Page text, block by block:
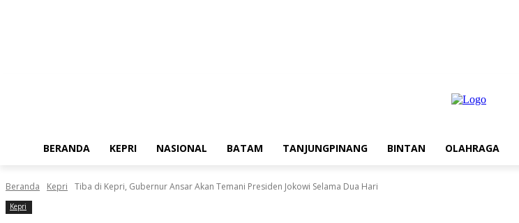
BERANDA KEPRI NASIONAL BATAM TANJUNGPINANG BINTAN OLAHRAGA
Beranda Kepri Tiba di Kepri, Gubernur Ansar Akan Temani Presiden Jokowi Selama Dua Hari
Kepri